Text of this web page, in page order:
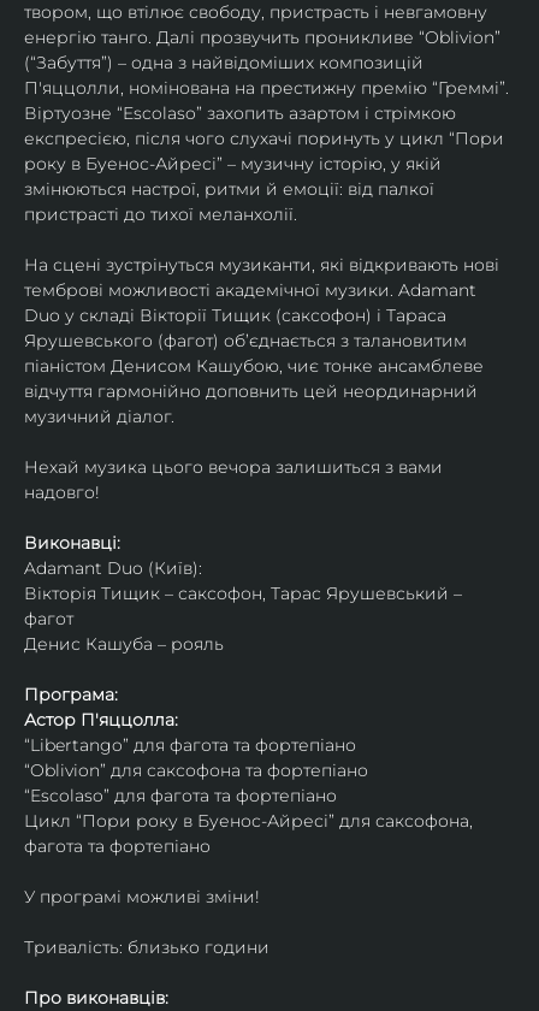
твором, що втілює свободу, пристрасть і невгамовну
енергію танго. Далі прозвучить проникливе “Oblivion”
(“Забуття”) – одна з найвідоміших композицій
П'яццолли, номінована на престижну премію “Греммі”.
Віртуозне “Escolaso” захопить азартом і стрімкою
експресією, після чого слухачі поринуть у цикл “Пори
року в Буенос-Айресі” – музичну історію, у якій
змінюються настрої, ритми й емоції: від палкої
пристрасті до тихої меланхолії.
На сцені зустрінуться музиканти, які відкривають нові
темброві можливості академічної музики. Adamant
Duo у складі Вікторії Тищик (саксофон) і Тараса
Ярушевського (фагот) об’єднається з талановитим
піаністом Денисом Кашубою, чиє тонке ансамблеве
відчуття гармонійно доповнить цей неординарний
музичний діалог.
Нехай музика цього вечора залишиться з вами
надовго!
Виконавці:
Adamant Duo (Київ):
Вікторія Тищик – саксофон, Тарас Ярушевський –
фагот
Денис Кашуба – рояль
Програма:
Астор П'яццолла:
“Libertango” для фагота та фортепіано
“Oblivion” для саксофона та фортепіано
“Escolaso” для фагота та фортепіано
Цикл “Пори року в Буенос-Айресі” для саксофона,
фагота та фортепіано
У програмі можливі зміни!
Тривалість: близько години
Про виконавців: